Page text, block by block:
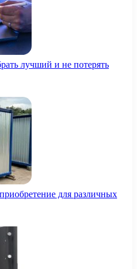
лучший и не потерять
для различных